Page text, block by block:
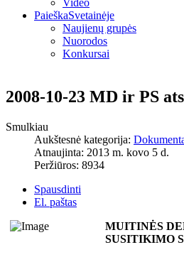
Video
PaieškaSvetainėje
Naujienų grupės
Nuorodos
Konkursai
2008-10-23 MD ir PS
Smulkiau
Aukštesnė kategorija:
Atnaujinta: 2013 m. kovo 5 d.
Peržiūros: 8934
Spausdinti
El. paštas
MUITINĖS
SUSITIKIMO